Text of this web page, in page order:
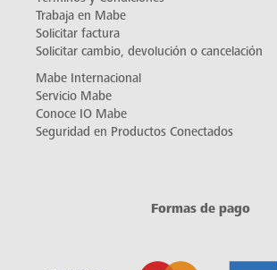
Trabaja en Mabe
Solicitar factura
Solicitar cambio, devolución o cancelación
Mabe Internacional
Servicio Mabe
Conoce IO Mabe
Seguridad en Productos Conectados
Formas de pago